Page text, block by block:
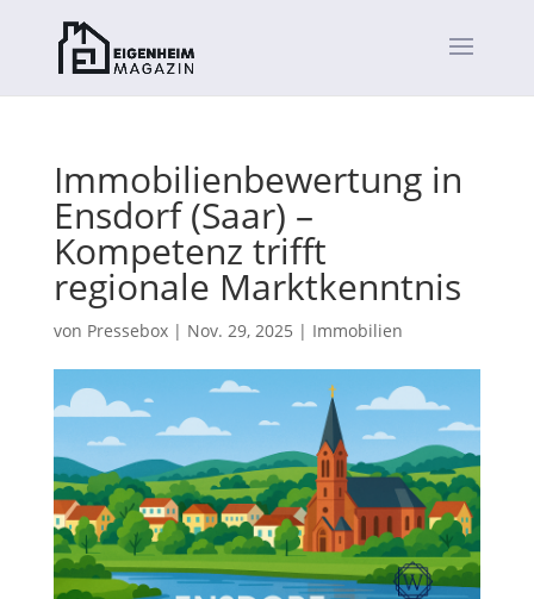
Immobilienbewertung in
Ensdorf (Saar) –
Kompetenz trifft
regionale Marktkenntnis
von Pressebox| Nov. 29, 2025 | Immobilien